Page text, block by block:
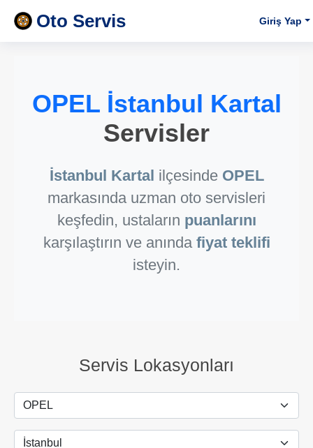
Oto Servis Giriş Yap
OPEL İstanbul Kartal
Servisler
İstanbul Kartal ilçesinde OPEL
markasında uzman oto servisleri
keşfedin, ustaların puanlarını
karşılaştırın ve anında fiyat teklifi
isteyin.
Servis Lokasyonları